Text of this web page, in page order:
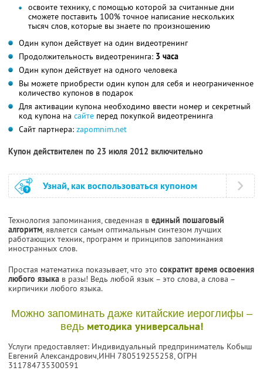
освоите технику, с помощью которой за считанные дни
сможете поставить 100% точное написание нескольких
тысяч слов, которые вы знаете по произношению
Один купон действует на один видеотренинг
Продолжительность видеотренинга: 3 часа
Один купон действует на одного человека
Вы можете приобрести один купон для себя и неограниченное
количество купонов в подарок
Для активации купона необходимо ввести номер и секретный
код купона на сайте перед покупкой видеотренинга
Сайт партнера: zapomnim.net
Купон действителен по 23 июля 2012 включительно
Узнай, как воспользоваться купоном
Технология запоминания, сведенная в единый пошаговый
алгоритм, является самым оптимальным синтезом лучших
работающих техник, программ и принципов запоминания
иностранных слов.
Простая математика показывает, что это сократит время освоения
любого языка в разы! Ведь любой язык – это слова, а слова –
кирпичики любого языка.
Можно запоминать даже китайские иероглифы –
ведь методика универсальна!
Услуги предоставляет: Индивидуальный предприниматель Кобыш
Евгений Александрович,ИНН 780519255258, ОГРН
311784735300591